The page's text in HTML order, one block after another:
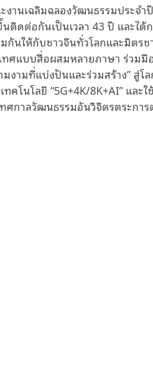
ะงานเฉลิมฉลองวัฒนธรรมประ
ติดต่อกันเป็นเวลา 43 ปี และได้
นให้กับชาวจีนทั่วโลกและมิตรช
ทศแบบสื่อผสมหลายภาษา ร่วม
งามที่แบ่งปันและร่วมสร้าง” สู่โ
คโนโลยี “5G+4K/8K+AI” และ
ศกาลวัฒนธรรมอันวิจิตรตระกา